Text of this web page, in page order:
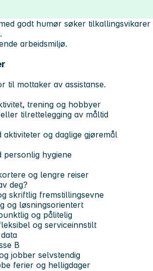
godt humør søker tilkallingsvikarer
arbeidsmiljø.
til mottaker av assistanse.
trening og hobbyer
tilrettelegging av måltid
aktiviteter og daglige gjøremål
personlig hygiene
og lengre reiser
deg?
skriftlig fremstillingsevne
og løsningsorientert
og pålitelig
og serviceinnstilt
B
jobber selvstendig
ferier og helligdager